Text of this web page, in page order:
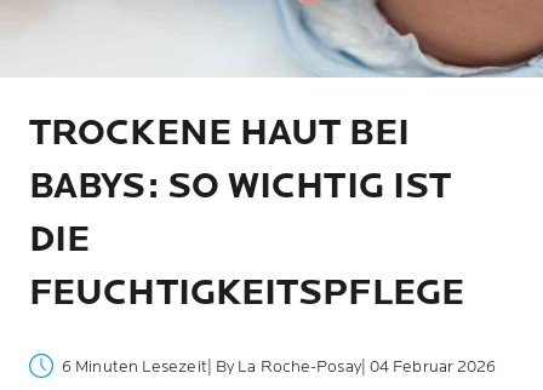
TROCKENE HAUT BEI
BABYS: SO WICHTIG IST
DIE
FEUCHTIGKEITSPFLEGE
6 Minuten Lesezeit | By La Roche-Posay| 04 Februar 2026